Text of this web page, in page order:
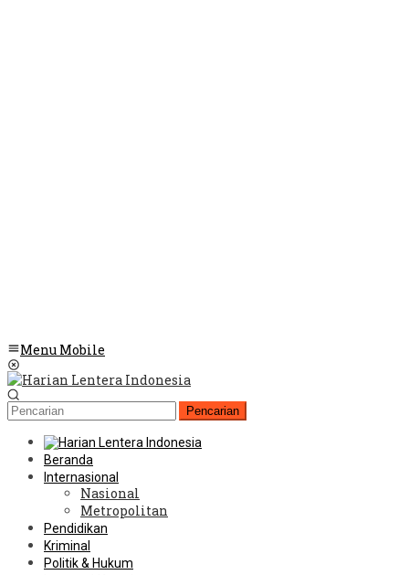
Menu Mobile
Pencarian
Beranda
Internasional
Nasional
Metropolitan
Pendidikan
Kriminal
Politik & Hukum